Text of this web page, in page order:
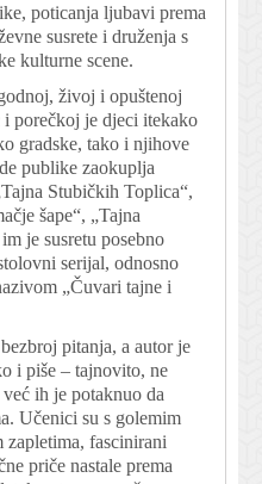
poticanja ljubavi prema
susrete i druženja s
kulturne scene.
živoj i opuštenoj
porečkoj je djeci itekako
gradske, tako i njihove
publike zaokuplja
Stubičkih Toplica“,
šape“, „Tajna
je susretu posebno
serijal, odnosno
„Čuvari tajne i
pitanja, a autor je
i piše – tajnovito, ne
ih je potaknuo da
Učenici su s golemim
zapletima, fascinirani
priče nastale prema